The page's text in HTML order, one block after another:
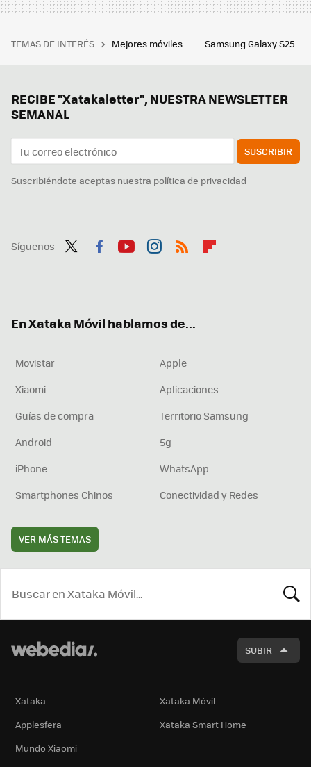
TEMAS DE INTERÉS Mejores móviles Samsung Galaxy S25
RECIBE "Xatakaletter", NUESTRA NEWSLETTER
SEMANAL
SUSCRIBIR
Suscribiéndote aceptas nuestra política de privacidad
Síguenos
En Xataka Móvil hablamos de...
Movistar
Apple
Xiaomi
Aplicaciones
Guías de compra
Territorio Samsung
Android
5g
iPhone
WhatsApp
Smartphones Chinos
Conectividad y Redes
VER MÁS TEMAS
SUBIR
Xataka
Xataka Móvil
Applesfera
Xataka Smart Home
Mundo Xiaomi